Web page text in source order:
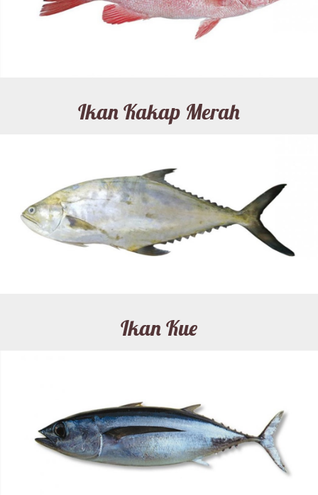
Ikan Kakap Merah
Ikan Kue